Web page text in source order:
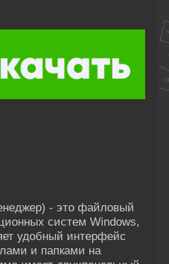
- это файловый
систем Windows,
удобный интерфейс
и папками на